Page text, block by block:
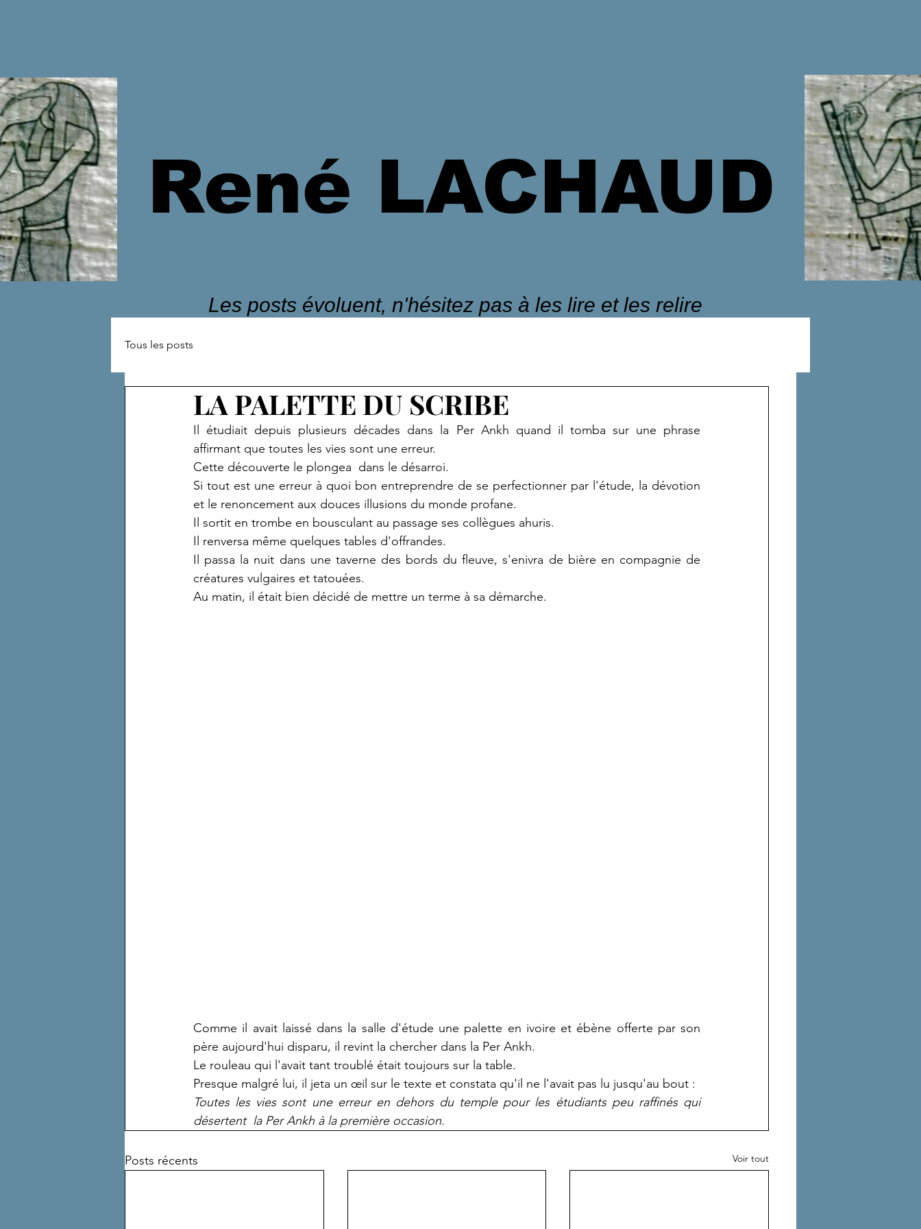
René LACHAUD
Les posts évoluent, n'hésitez pas à les lire et les relire
Tous les posts
LA PALETTE DU SCRIBE
Il étudiait depuis plusieurs décades dans la Per Ankh quand il tomba sur une phrase
affirmant que toutes les vies sont une erreur.
Cette découverte le plongea  dans le désarroi.
Si tout est une erreur à quoi bon entreprendre de se perfectionner par l'étude, la dévotion
et le renoncement aux douces illusions du monde profane.
Il sortit en trombe en bousculant au passage ses collègues ahuris.
Il renversa même quelques tables d'offrandes.
Il passa la nuit dans une taverne des bords du fleuve, s'enivra de bière en compagnie de
créatures vulgaires et tatouées.
Au matin, il était bien décidé de mettre un terme à sa démarche.
Comme il avait laissé dans la salle d'étude une palette en ivoire et ébène offerte par son
père aujourd'hui disparu, il revint la chercher dans la Per Ankh.
Le rouleau qui l'avait tant troublé était toujours sur la table.
Presque malgré lui, il jeta un œil sur le texte et constata qu'il ne l'avait pas lu jusqu'au bout :
Toutes les vies sont une erreur en dehors du temple pour les étudiants peu raffinés qui
désertent  la Per Ankh à la première occasion.
Posts récents Voir tout